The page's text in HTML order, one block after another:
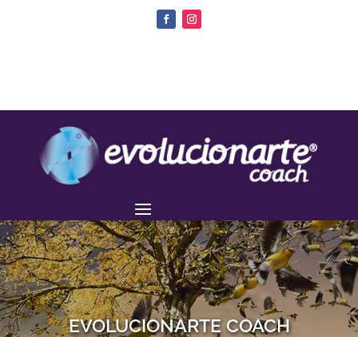
EVOLUCIONARTE COACH